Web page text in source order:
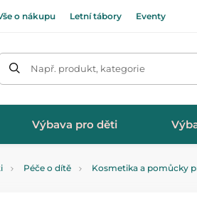
o nákupu Letní tábory Eventy
Např. produkt, kategorie
Výbava pro děti
Péče o dítě Kosmetika a pomůcky